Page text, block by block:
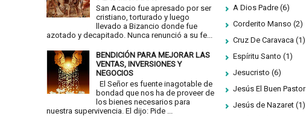
San Acacio fue apresado por ser
cristiano, torturado y luego
llevado a Bizancio donde fue
azotado y decapitado. Nunca renunció a su fe...
BENDICIÓN PARA MEJORAR LAS
VENTAS, INVERSIONES Y
NEGOCIOS
El Señor es fuente inagotable de
bondad que nos ha de proveer de
los bienes necesarios para
nuestra supervivencia. El dijo: Pide ...
A Dios Padre (6)
Corderito Manso (2)
Cruz De Caravaca (1)
Espíritu Santo (1)
Jesucristo (6)
Jesús El Buen Pastor
Jesús de Nazaret (1)